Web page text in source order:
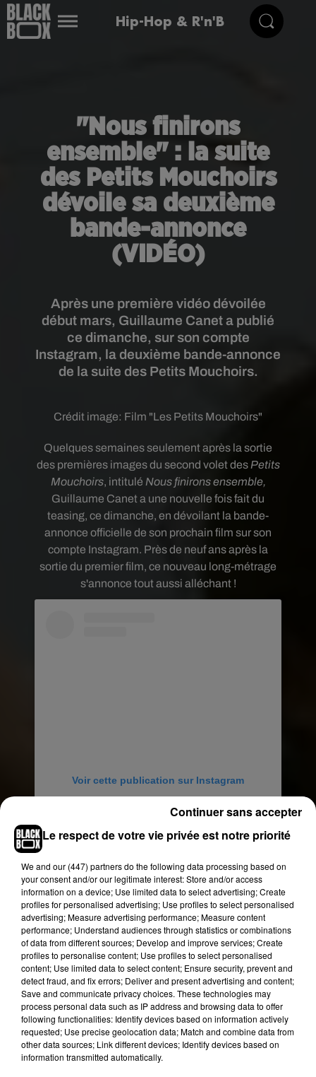
Hip-Hop & R'n'B
"Nous finirons
ensemble" : la suite
des Petits Mouchoirs
dévoile sa deuxième
bande-annonce
(VIDÉO)
Après une première vidéo dévoilée
début mars, Guillaume Canet a publié
ce dimanche, sur son compte
Instagram, la deuxième bande-annonce
de la suite des Petits Mouchoirs.
Crédit image: Film "Les Petits Mouchoirs"
Quelques semaines seulement après la sortie
des premières images du second volet des Petits
Mouchoirs, intitulé Nous finirons ensemble,
Guillaume Canet a une nouvelle fois fait du
teasing, ce dimanche, en dévoilant la bande-
annonce officielle de son prochain film sur son
compte Instagram. Près de neuf ans après la
sortie du premier film, ce nouveau long-métrage
s'annonce tout aussi alléchant !
Voir cette publication sur Instagram
Annonce de mon film !! « Nous finirons
ensemble » Slidez pour deuxième partie ! Je
sur le film lors de la tournée. Merci beaucoup
pour vos messages et commentaires !! À vite
pour la suite ! Sortie le 1er Mai �x�S�x"R�xÈ
❤️ #NousFinironsEnsemble
#lespetitsmouchoirs2 #lespetitsmouchoirslasuite
@marioncotillard @pascalearbillot
@clementinebaert @valeriebonneton
@autopromodegilleslellouche @f_cluzet
@josegarciaoff #laurentlafitte #benoitmagimel
@pathefilms @pathe
Une publication partagée parGuillaume Canet(@guillaumecanetofficiel) le
Le respect de votre vie privée est notre priorité
We and our (447) partnersdo the following data processing based on
your consent and/or our legitimate interest: Store and/or access
information on a device; Use limited data to select advertising; Create
profiles for personalised advertising; Use profiles to select personalised
advertising; Measure advertising performance; Measure content
performance; Understand audiences through statistics or combinations
of data from different sources; Develop and improve services; Create
profiles to personalise content; Use profiles to select personalised
content; Use limited data to select content; Ensure security, prevent and
detect fraud, and fix errors; Deliver and present advertising and content;
Save and communicate privacy choices. These technologies may
process personal data such as IP address and browsing data to offer
following functionalities: Identify devices based on information actively
requested; Use precise geolocation data; Match and combine data from
other data sources; Link different devices; Identify devices based on
information transmitted automatically.
Continuer sans accepter